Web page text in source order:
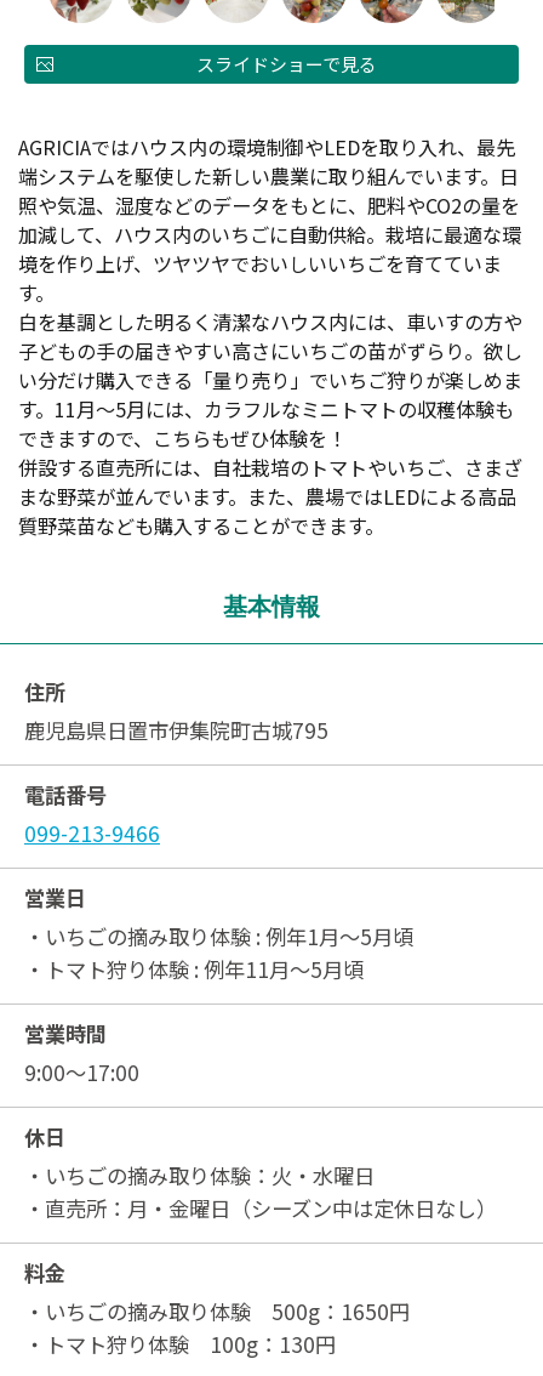
スライドショーで見る
AGRICIAではハウス内の環境制御やLEDを取り入れ、最先
端システムを駆使した新しい農業に取り組んでいます。日
照や気温、湿度などのデータをもとに、肥料やCO2の量を
加減して、ハウス内のいちごに自動供給。栽培に最適な環
境を作り上げ、ツヤツヤでおいしいいちごを育てていま
す。
白を基調とした明るく清潔なハウス内には、車いすの方や
子どもの手の届きやすい高さにいちごの苗がずらり。欲し
い分だけ購入できる「量り売り」でいちご狩りが楽しめま
す。11月～5月には、カラフルなミニトマトの収穫体験も
できますので、こちらもぜひ体験を！
併設する直売所には、自社栽培のトマトやいちご、さまざ
まな野菜が並んでいます。また、農場ではLEDによる高品
質野菜苗なども購入することができます。
基本情報
住所
鹿児島県日置市伊集院町古城795
電話番号
099-213-9466
営業日
・いちごの摘み取り体験 : 例年1月～5月頃
・トマト狩り体験 : 例年11月～5月頃
営業時間
9:00～17:00
休日
・いちごの摘み取り体験：火・水曜日
・直売所：月・金曜日（シーズン中は定休日なし）
料金
・いちごの摘み取り体験 500g：1650円
・トマト狩り体験 100g：130円